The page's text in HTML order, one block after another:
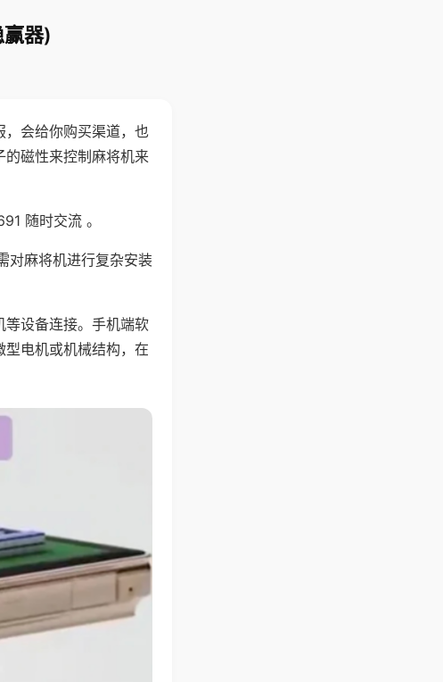
器)
会给你购买渠道，也
的磁性来控制麻将机来
随时交流 。
对麻将机进行复杂安装
等设备连接。手机端软
电机或机械结构，在